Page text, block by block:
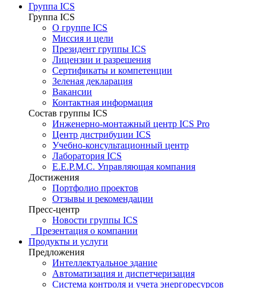
Группа ICS
Группа ICS
О группе ICS
Миссия и цели
Президент группы ICS
Лицензии и разрешения
Сертификаты и компетенции
Зеленая декларация
Вакансии
Контактная информация
Состав группы ICS
Инженерно-монтажный центр ICS Pro
Центр дистрибуции ICS
Учебно-консультационный центр
Лаборатория ICS
E.E.P.M.C. Управляющая компания
Достижения
Портфолио проектов
Отзывы и рекомендации
Пресс-центр
Новости группы ICS
Презентация о компании
Продукты и услуги
Предложения
Интеллектуальное здание
Автоматизация и диспетчеризация
Система контроля и учета энергоресурсов